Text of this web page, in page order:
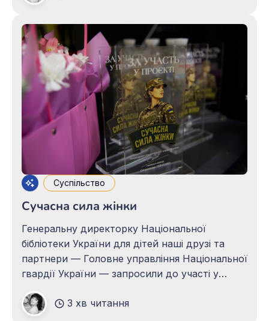
Головного управління розвідки Міністерства
оборони України, очільника Офісу
Президента України – генерал-лейтенанта
Кирила Буданова. Подія стала продовженням
Суспільство
Сучасна сила жінки
Генеральну директорку Національної
бібліотеки України для дітей наші друзі та
партнери — Головне управління Національної
гвардії України — запросили до участі у
мистецькому хабі «НГУ Sound Recovery». У
своєму виступі на заході Алла Іванівна
3 хв читання